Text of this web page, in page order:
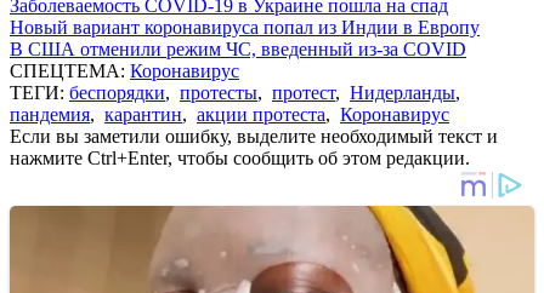
Заболеваемость COVID-19 в Украине пошла на спад
Новый вариант коронавируса попал из Индии в Европу
В США отменили режим ЧС, введенный из-за COVID
СПЕЦТЕМА: Коронавирус
ТЕГИ: беспорядки, протесты, протест, Нидерланды,
пандемия, карантин, акции протеста, Коронавирус
Если вы заметили ошибку, выделите необходимый текст и
нажмите Ctrl+Enter, чтобы сообщить об этом редакции.